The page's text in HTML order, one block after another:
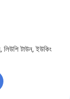
লিউশি টাউন, ইউকিং